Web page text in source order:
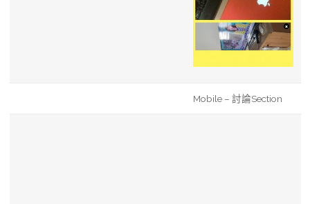
Mobile – 討論Section